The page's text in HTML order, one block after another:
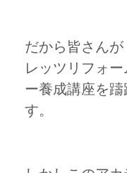
だから皆さんが
レッツリフォ
ー養成講座を
す。